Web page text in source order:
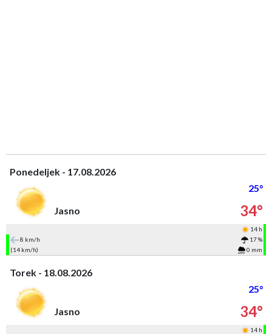
Ponedeljek - 17.08.2026
25°
Jasno
34°
14 h
8 km/h
17 %
(14 km/h)
0 mm
Torek - 18.08.2026
25°
Jasno
34°
14 h